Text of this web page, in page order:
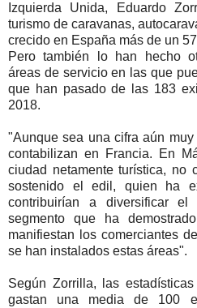
Izquierda Unida, Eduardo
turismo de caravanas,
crecido en España más de un
Pero también lo han hecho
áreas de servicio en las que
que han pasado de las 183
2018.
"Aunque sea una cifra aún
contabilizan en Francia. En
ciudad netamente turística, no
sostenido el edil, quien ha
contribuirían a diversificar
segmento que ha
manifiestan los comerciantes
se han instalados estas áreas".
Según Zorrilla, las
gastan una media de 100